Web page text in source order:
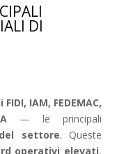
DI
IAM, FEDEMAC,
— le principali
settore. Queste
operativi elevati,